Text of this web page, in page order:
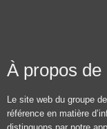
À propos de
Le site web du groupe
référence en matière